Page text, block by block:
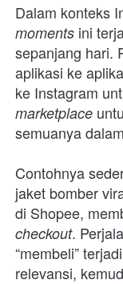
Dalam konteks
moments ini
sepanjang hari.
aplikasi ke
marketplace
semuanya
Contohnya
jaket bomber
checkout.
“membeli”
relevansi,